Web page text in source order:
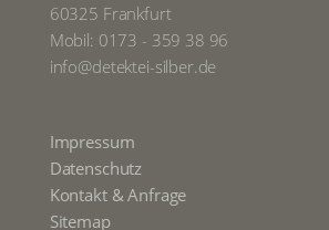
60325 Frankfurt
Mobil: 0173 - 359 38 96
info@detektei-silber.de
Impressum
Datenschutz
Kontakt & Anfrage
Sitemap